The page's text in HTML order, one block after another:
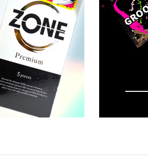
ドット付き リブ付き
メントールジェル付き ジェル多め
一段絞り形状 リブ形状
Tシャツ Tシャツ（長袖）
小物
輸入
イロハ